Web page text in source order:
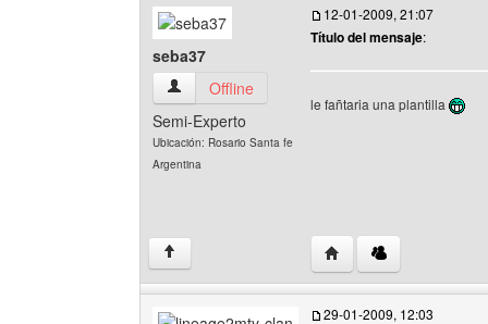
seba37
seba37 Ver perfil del usuario
Offline
Semi-Experto
Ubicación: Rosario Santa fe
Argentina
12-01-2009, 21:07
Título del mensaje:
le fañtaria una plantilla
↑ Visitar sitio web del
29-01-2009, 12:03